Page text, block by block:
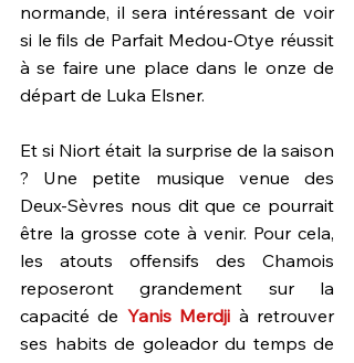
normande, il sera intéressant de voir
si le fils de Parfait Medou-Otye réussit
à se faire une place dans le onze de
départ de Luka Elsner.
Et si Niort était la surprise de la saison
? Une petite musique venue des
Deux-Sèvres nous dit que ce pourrait
être la grosse cote à venir. Pour cela,
les atouts offensifs des Chamois
reposeront grandement sur la
capacité de Yanis Merdji à retrouver
ses habits de goleador du temps de